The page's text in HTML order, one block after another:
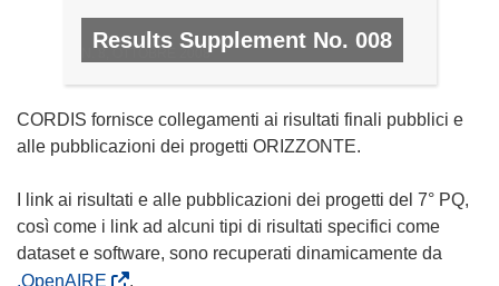
Results Supplement No. 008
N. 8, OTTOBRE 2008
CORDIS fornisce collegamenti ai risultati finali pubblici e
alle pubblicazioni dei progetti ORIZZONTE.
I link ai risultati e alle pubblicazioni dei progetti del 7° PQ,
così come i link ad alcuni tipi di risultati specifici come
dataset e software, sono recuperati dinamicamente da
.OpenAIRE
.